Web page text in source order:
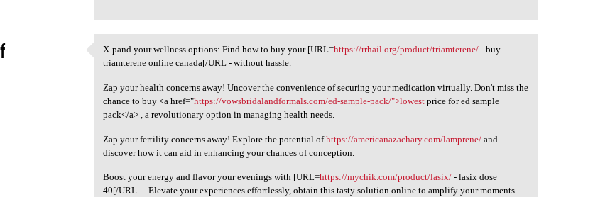
X-pand your wellness options:
X-pand your wellness options: Find how to buy your [URL=https://rrhail.org/product/triamterene/ - buy
triamterene online canada[/URL - without hassle.
Zap your health concerns away! Uncover the convenience of securing your medication virtually. Don't miss the
chance to buy <a href="https://vowsbridalandformals.com/ed-sample-pack/">lowest price for ed sample
pack</a> , a revolutionary option in managing health needs.
Zap your fertility concerns away! Explore the potential ofhttps://americanazachary.com/lamprene/ and
discover how it can aid in enhancing your chances of conception.
Boost your energy and flavor your evenings with [URL=https://mychik.com/product/lasix/ - lasix dose
40[/URL - . Elevate your experiences effortlessly, obtain this tasty solution online to amplify your moments.